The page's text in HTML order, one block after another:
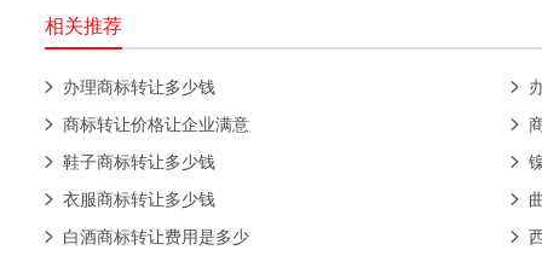
相关推荐
办理商标转让多少钱
商标转让价格让企业满意
鞋子商标转让多少钱
衣服商标转让多少钱
白酒商标转让费用是多少
蜀
浙 粤